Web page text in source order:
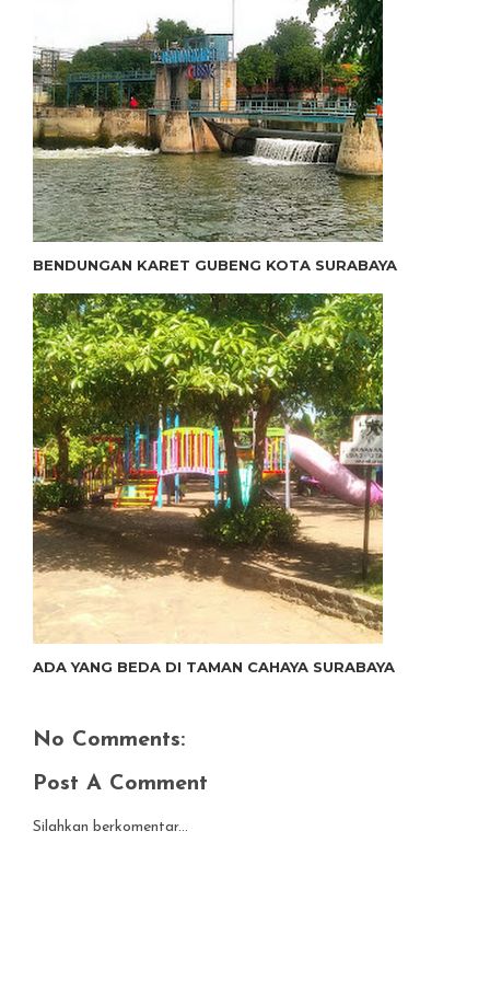
BENDUNGAN KARET GUBENG KOTA SURABAYA
ADA YANG BEDA DI TAMAN CAHAYA SURABAYA
No Comments:
Post A Comment
Silahkan berkomentar...